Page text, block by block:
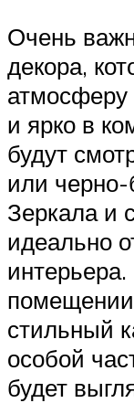
Очень
декора,
атмосферу
и ярко в
будут
или
Зеркала и
идеально
помещении
стильный
особой
будет